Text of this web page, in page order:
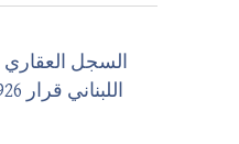
السجل العقاري
اللبناني قرار 188/1926